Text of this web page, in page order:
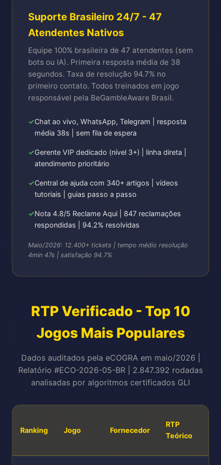
Suporte Brasileiro 24/7 - 47
Atendentes Nativos
Equipe 100% brasileira de 47 atendentes (sem
bots ou IA). Primeira resposta média de 38
segundos. Taxa de resolução 94.7% no
primeiro contato. Todos treinados em jogo
responsável pela BeGambleAware Brasil.
Chat ao vivo, WhatsApp, Telegram | resposta
média 38s | sem fila de espera
Gerente VIP dedicado (nível 3+) | linha direta |
atendimento prioritário
Central de ajuda com 340+ artigos | vídeos
tutoriais | guias passo a passo
Nota 4.8/5 Reclame Aqui | 847 reclamações
respondidas | 94.2% resolvidas
Maio/2026: 12.400+ tickets | tempo médio resolução
4min 47s | satisfação 94.7%
RTP Verificado - Top 10
Jogos Mais Populares
Dados auditados pela eCOGRA em maio/2026 |
Relatório #ECO-2026-05-BR | 2.847.392 rodadas
analisadas por algoritmos certificados GLI
Ranking Jogo Fornecedor
RTP
Teórico